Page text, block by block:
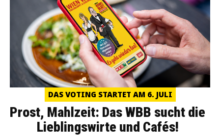
DAS VOTING STARTET AM 6. JULI
Prost, Mahlzeit: Das WBB sucht die
Lieblingswirte und Cafés!